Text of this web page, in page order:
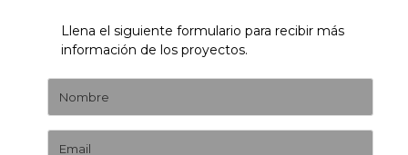
Llena el siguiente formulario para recibir más
información de los proyectos.